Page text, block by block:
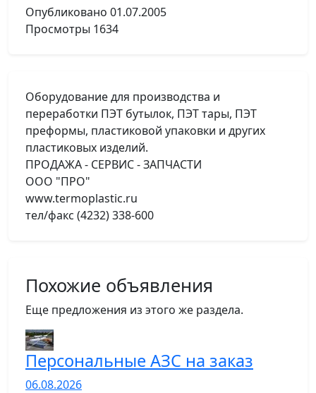
Опубликовано 01.07.2005
Просмотры 1634
Оборудование для производства и
переработки ПЭТ бутылок, ПЭТ тары, ПЭТ
преформы, пластиковой упаковки и других
пластиковых изделий.
ПРОДАЖА - СЕРВИС - ЗАПЧАСТИ
OOO "ПРО"
www.termoplastic.ru
тел/факс (4232) 338-600
Похожие объявления
Еще предложения из этого же раздела.
Персональные АЗС на заказ
06.08.2026